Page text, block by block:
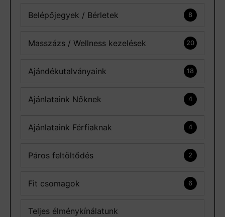
Belépőjegyek / Bérletek 8
Masszázs / Wellness kezelések 20
Ajándékutalványaink 18
Ajánlataink Nőknek 4
Ajánlataink Férfiaknak 4
Páros feltöltődés 2
Fit csomagok 6
Teljes élménykínálatunk